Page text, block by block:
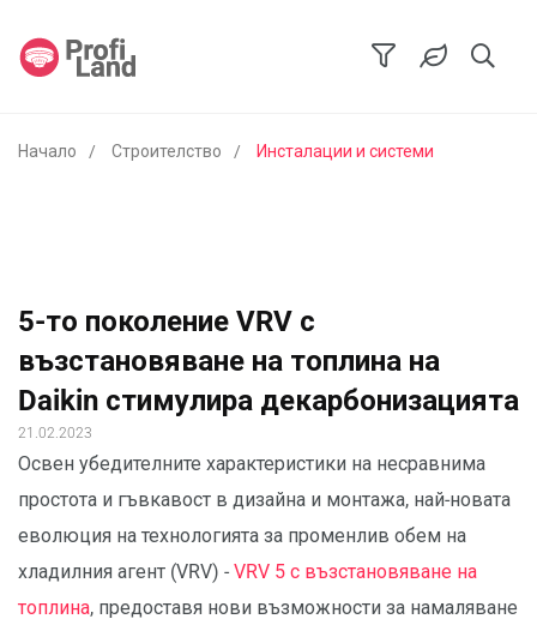
Начало Строителство Инсталации и системи
5-то поколение VRV с
възстановяване на топлина на
Daikin стимулира декарбонизацията
21.02.2023
Освен убедителните характеристики на несравнима
простота и гъвкавост в дизайна и монтажа, най-новата
еволюция на технологията за променлив обем на
хладилния агент (VRV) - VRV 5 с възстановяване на
топлина, предоставя нови възможности за намаляване